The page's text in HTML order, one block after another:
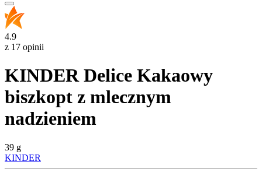
4.9
z 17 opinii
KINDER Delice Kakaowy
biszkopt z mlecznym
nadzieniem
39 g
KINDER